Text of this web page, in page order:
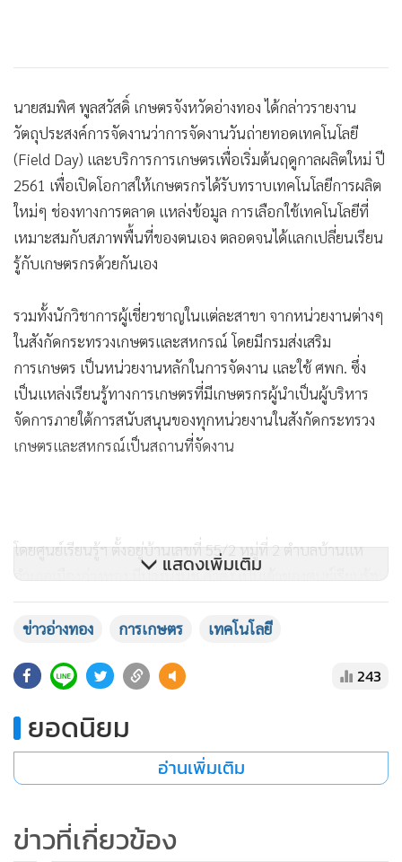
สถานีที่ 1 การเพิ่มอินทรียวัตถุในดิน สถานีที่ 2 ลดอัตราเมล็ด
พันธุ์ สถานีที่ 3 ลดการใช้ปุ๋ยเคมีและสารเคมี สถานีที่ 4 ด้าน
ประมง และสถานีที่ 5 เศรษฐกิจพอเพียง เพื่อให้เกษตรกรได้เรียน
รู้และได้รับบริการด้านการเตรียมความพร้อมองค์ความรู้เพื่อ
วางแผนการผลิต การเข้าถึงปัจจัยการผลิต บริหารจัดการความ
เสี่ยง และการสร้างความเข้มแข็งให้เกษตรกร พร้อมยังมีการให้
บริการด้านการเกษตรของหน่วยงานต่างๆ และนิทรรศการ
สถาบันเกษตรกร และวิสาหกิจชุมชน
แสดงเพิ่มเติม
ข่าวอ่างทอง การเกษตร เทคโนโลยี
243
ยอดนิยม
อ่านเพิ่มเติม
ข่าวที่เกี่ยวข้อง